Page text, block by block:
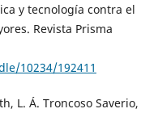
y tecnología contra el
Revista Prisma
10234/192411
L. Á. Troncoso Saverio,